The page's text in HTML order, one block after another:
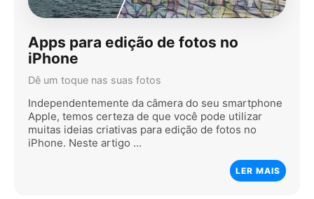
Apps para edição de fotos no
iPhone
Dê um toque nas suas fotos
Independentemente da câmera do seu smartphone
Apple, temos certeza de que você pode utilizar
muitas ideias criativas para edição de fotos no
iPhone. Neste artigo …
LER MAIS